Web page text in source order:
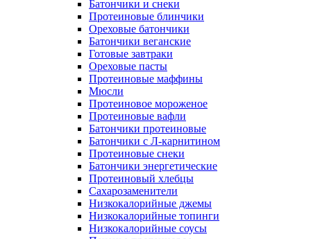
Батончики и снеки
Протеиновые блинчики
Ореховые батончики
Батончики веганские
Готовые завтраки
Ореховые пасты
Протеиновые маффины
Мюсли
Протеиновое мороженое
Протеиновые вафли
Батончики протеиновые
Батончики с Л-карнитином
Протеиновые снеки
Батончики энергетические
Протеиновый хлебцы
Сахарозаменители
Низкокалорийные джемы
Низкокалорийные топинги
Низкокалорийные соусы